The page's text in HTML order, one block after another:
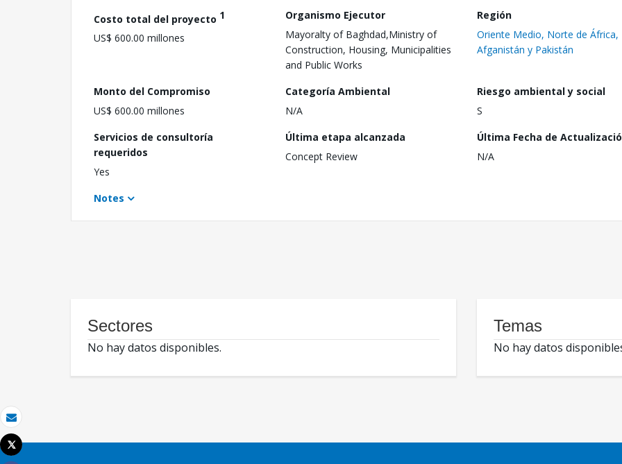
Correo electrónico
Imprimir
Tweet
Costo total del proyecto 1
US$ 600.00 millones
Organismo Ejecutor
Mayoralty of Baghdad,Ministry of
Construction, Housing, Municipalities
and Public Works
Región
Oriente Medio, Norte de África,
Afganistán y Pakistán
Monto del Compromiso
US$ 600.00 millones
Categoría Ambiental
N/A
Riesgo ambiental y social
S
Servicios de consultoría
requeridos
Yes
Última etapa alcanzada
Concept Review
Última Fecha de
N/A
Notes
Sectores
No hay datos disponibles.
Temas
No hay datos